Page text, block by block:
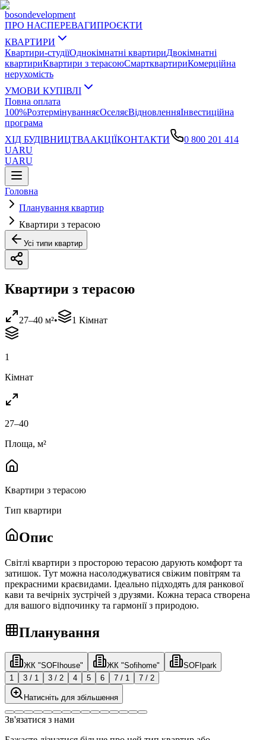
bosondevelopment
ПРО НАСПЕРЕВАГИПРОЄКТИ
КВАРТИРИ
Квартири-студіїОднокімнатні квартириДвокімнатні
квартириКвартири з терасоюСмартквартириКомерційна
нерухомість
УМОВИ КУПІВЛІ
Повна оплата
100%РозтермінуванняєОселяєВідновленняІнвестиційна
програма
ХІД БУДІВНИЦТВААКЦІЇКОНТАКТИ
0 800 201 414
UARU
UARU
Головна
Планування квартир
Квартири з терасою
Усі типи квартир
Квартири з терасою
27–40 м²• 1 Кімнат
1
Кімнат
27–40
Площа, м²
Квартири з терасою
Тип квартири
Опис
Світлі квартири з просторою терасою дарують комфорт та
затишок. Тут можна насолоджуватися свіжим повітрям та
прекрасними краєвидами. Ідеально підходять для ранкової
кави та вечірніх зустрічей з друзями. Кожна тераса створена
для вашого відпочинку та гармонії з природою.
Планування
ЖК "SOFIhouse" ЖК "Sofihome"
SOFIpark
1
3 / 1 3 / 2 4 5 6 7 / 1 7 / 2
Натисніть для збільшення
Зв'язатися з нами